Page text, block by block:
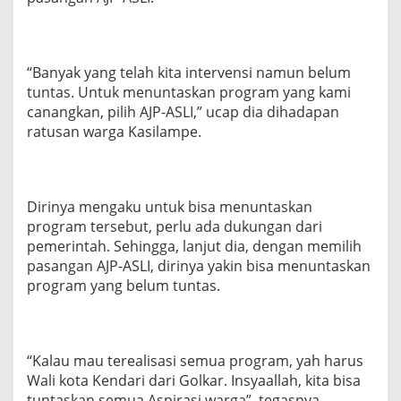
“Banyak yang telah kita intervensi namun belum
tuntas. Untuk menuntaskan program yang kami
canangkan, pilih AJP-ASLI,” ucap dia dihadapan
ratusan warga Kasilampe.
Dirinya mengaku untuk bisa menuntaskan
program tersebut, perlu ada dukungan dari
pemerintah. Sehingga, lanjut dia, dengan memilih
pasangan AJP-ASLI, dirinya yakin bisa menuntaskan
program yang belum tuntas.
“Kalau mau terealisasi semua program, yah harus
Wali kota Kendari dari Golkar. Insyaallah, kita bisa